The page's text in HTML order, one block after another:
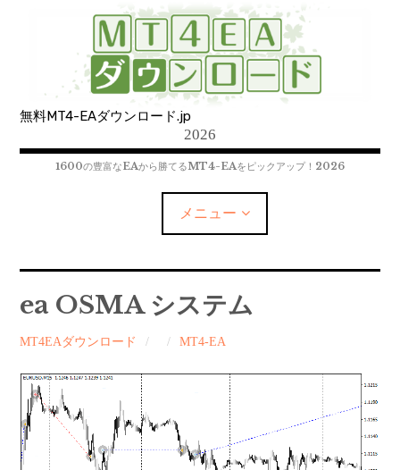
無料MT4-EAダウンロード.jp
2026
1600の豊富なEAから勝てるMT4-EAをピックアップ！2026
メニュー
MT4-EAﾀﾞｳﾝﾛｰﾄﾞ
MT5-EAﾀﾞｳﾝﾛｰﾄﾞ
MT4インジケーター(制限解除中)
MT5インジケーター(制限解除中)
ea OSMA システム
MT4EAダウンロード MT4-EA